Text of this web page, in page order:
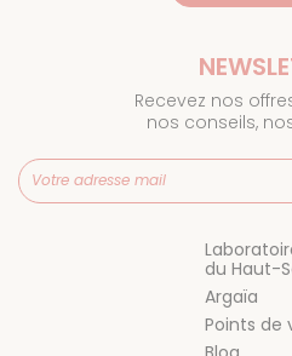
du Haut-
Argaïa
Points de
Recevez nos
nos conseils,